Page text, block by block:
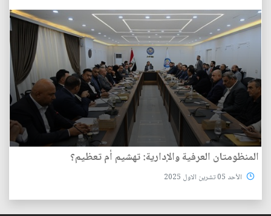
المنظومتان العرفية والإدارية: تهشيم أم تعظيم؟
الأحد 05 تشرين الاول 2025